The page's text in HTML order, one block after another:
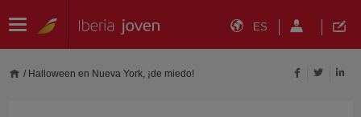
ES
/ Halloween en Nueva York, ¡de miedo!